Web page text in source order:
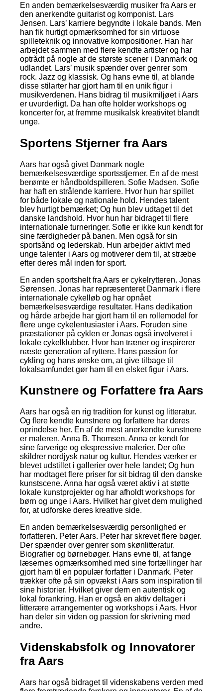
En anden bemærkelsesværdig musiker fra Aars er
den anerkendte guitarist og komponist. Lars
Jensen. Lars’ karriere begyndte i lokale bands. Men
han fik hurtigt opmærksomhed for sin virtuose
spilleteknik og innovative kompositioner. Han har
arbejdet sammen med flere kendte artister og har
optrådt på nogle af de største scener i Danmark og
udlandet. Lars’ musik spænder over genrer som
rock. Jazz og klassisk. Og hans evne til, at blande
disse stilarter har gjort ham til en unik figur i
musikverdenen. Hans bidrag til musikmiljøet i Aars
er uvurderligt. Da han ofte holder workshops og
koncerter for, at fremme musikalsk kreativitet blandt
unge.
Sportens Stjerner fra Aars
Aars har også givet Danmark nogle
bemærkelsesværdige sportsstjerner. En af de mest
berømte er håndboldspilleren. Sofie Madsen. Sofie
har haft en strålende karriere. Hvor hun har spillet
for både lokale og nationale hold. Hendes talent
blev hurtigt bemærket; Og hun blev udtaget til det
danske landshold. Hvor hun har bidraget til flere
internationale turneringer. Sofie er ikke kun kendt for
sine færdigheder på banen. Men også for sin
sportsånd og lederskab. Hun arbejder aktivt med
unge talenter i Aars og motiverer dem til, at stræbe
efter deres mål inden for sport.
En anden sportshelt fra Aars er cykelrytteren. Jonas
Sørensen. Jonas har repræsenteret Danmark i flere
internationale cykelløb og har opnået
bemærkelsesværdige resultater. Hans dedikation
og hårde arbejde har gjort ham til en rollemodel for
flere unge cykelentusiaster i Aars. Foruden sine
præstationer på cyklen er Jonas også involveret i
lokale cykelklubber. Hvor han træner og inspirerer
næste generation af ryttere. Hans passion for
cykling og hans ønske om, at give tilbage til
lokalsamfundet gør ham til en elsket figur i Aars.
Kunstnere og Forfattere fra Aars
Aars har også en rig tradition for kunst og litteratur.
Og flere kendte kunstnere og forfattere har deres
oprindelse her. En af de mest anerkendte kunstnere
er maleren. Anna B. Thomsen. Anna er kendt for
sine farverige og ekspressive malerier. Der ofte
skildrer nordjysk natur og kultur. Hendes værker er
blevet udstillet i gallerier over hele landet; Og hun
har modtaget flere priser for sit bidrag til den danske
kunstscene. Anna har også været aktiv i at støtte
lokale kunstprojekter og har afholdt workshops for
børn og unge i Aars. Hvilket har givet dem mulighed
for, at udforske deres kreative side.
En anden bemærkelsesværdig personlighed er
forfatteren. Peter Aars. Peter har skrevet flere bøger.
Der spænder over genrer som skønlitteratur.
Biografier og børnebøger. Hans evne til, at fange
læsernes opmærksomhed med sine fortællinger har
gjort ham til en populær forfatter i Danmark. Peter
trækker ofte på sin opvækst i Aars som inspiration til
sine historier. Hvilket giver dem en autentisk og
lokal forankring. Han er også en aktiv deltager i
litterære arrangementer og workshops i Aars. Hvor
han deler sin viden og passion for skrivning med
andre.
Videnskabsfolk og Innovatorer
fra Aars
Aars har også bidraget til videnskabens verden med